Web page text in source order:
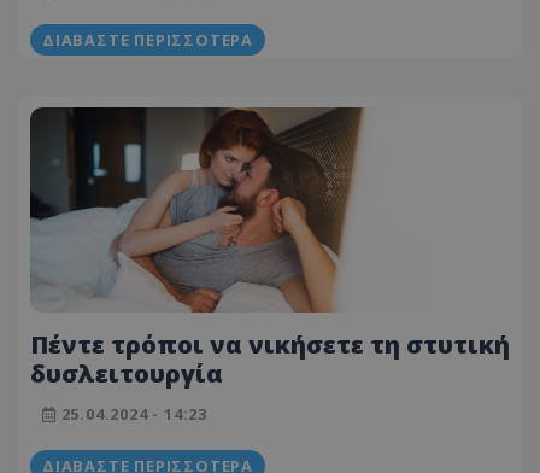
ΔΙΑΒΆΣΤΕ ΠΕΡΙΣΣΌΤΕΡΑ
Πέντε τρόποι να νικήσετε τη στυτική
δυσλειτουργία
25.04.2024 - 14:23
ΔΙΑΒΆΣΤΕ ΠΕΡΙΣΣΌΤΕΡΑ